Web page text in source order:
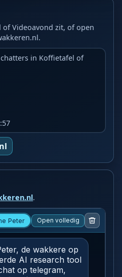
Videoavond zit, of open
in Koffietafel of
.